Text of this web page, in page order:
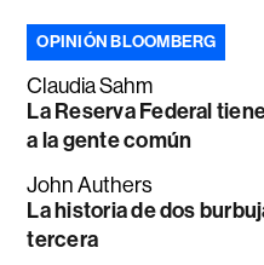
OPINIÓN BLOOMBERG
Claudia Sahm
La Reserva Federal
a la gente común
John Authers
La historia de dos
tercera